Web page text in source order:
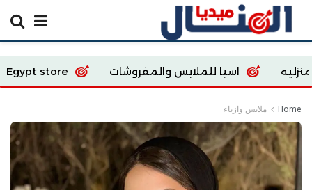
للملابس والمفروشات Ecoway Egypt store
Home ملابس وازياء